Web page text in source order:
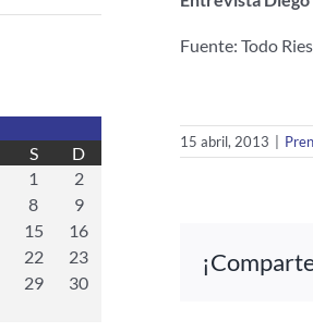
Fuente: Todo
15 abril, 2013
S
D
1
2
8
9
15
16
22
23
29
30